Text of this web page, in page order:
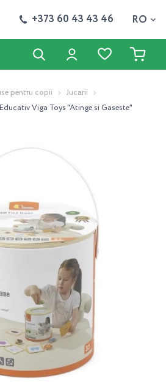
+373 60 43 43 46 RO
pentru copii
Jucarii
Viga Toys "Atinge si Gaseste"